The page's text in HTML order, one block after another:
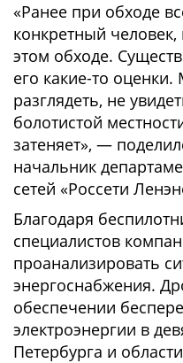
«Ранее при обходе
конкретный
этом обходе.
его какие-то
разглядеть, не
болотистой
затеняет», —
начальник
сетей «Россети
Благодаря
специалистов
проанализировать
энергоснабжения.
обеспечении
электроэнергии в
Петербурга и